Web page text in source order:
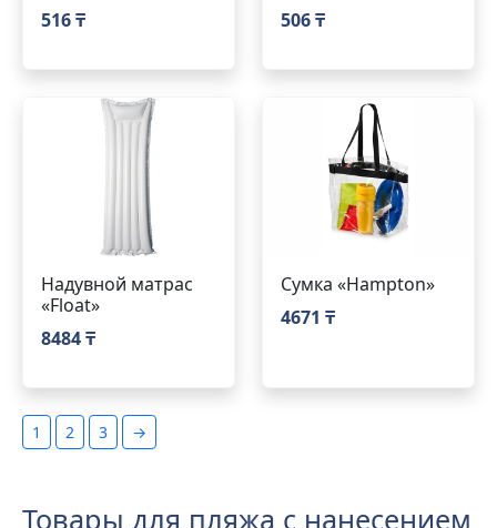
516 ₸
506 ₸
Надувной матрас
«Float»
8484 ₸
Сумка «Hampton»
4671 ₸
1 2 3 →
Товары для пляжа с нанесением